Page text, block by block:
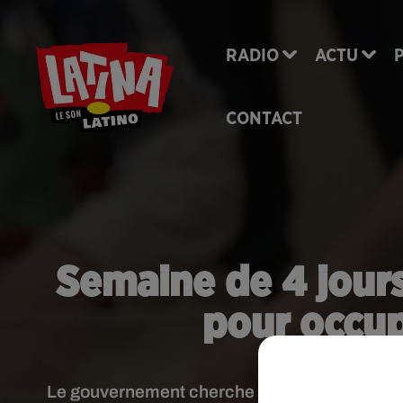
RADIO ACTU
CONTACT
Semaine de 4
pour
Le gouvernement cherche à occuper les